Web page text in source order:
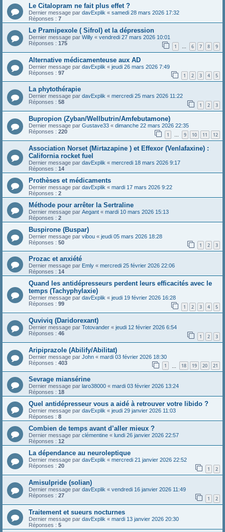
Le Citalopram ne fait plus effet ?
Dernier message par davExplik « samedi 28 mars 2026 17:32
Réponses : 7
Le Pramipexole ( Sifrol) et la dépression
Dernier message par Willy « vendredi 27 mars 2026 10:01
Réponses : 175 1 … 6 7 8 9
Alternative médicamenteuse aux AD
Dernier message par davExplik « jeudi 26 mars 2026 7:49
Réponses : 97 1 2 3 4 5
La phytothérapie
Dernier message par davExplik « mercredi 25 mars 2026 11:22
Réponses : 58 1 2 3
Bupropion (Zyban/Wellbutrin/Amfebutamone)
Dernier message par Gustave33 « dimanche 22 mars 2026 22:35
Réponses : 220 1 … 9 10 11 12
Association Norset (Mirtazapine ) et Effexor (Venlafaxine) :
California rocket fuel
Dernier message par davExplik « mercredi 18 mars 2026 9:17
Réponses : 14
Prothèses et médicaments
Dernier message par davExplik « mardi 17 mars 2026 9:22
Réponses : 2
Méthode pour arrêter la Sertraline
Dernier message par Aegant « mardi 10 mars 2026 15:13
Réponses : 2
Buspirone (Buspar)
Dernier message par vibou « jeudi 05 mars 2026 18:28
Réponses : 50 1 2 3
Prozac et anxiété
Dernier message par Emly « mercredi 25 février 2026 22:06
Réponses : 14
Quand les antidépresseurs perdent leurs efficacités avec le
temps (Tachyphylaxie)
Dernier message par davExplik « jeudi 19 février 2026 16:28
Réponses : 99 1 2 3 4 5
Quviviq (Daridorexant)
Dernier message par Totovander « jeudi 12 février 2026 6:54
Réponses : 46 1 2 3
Aripiprazole (Abilify/Abilitat)
Dernier message par John « mardi 03 février 2026 18:30
Réponses : 403 1 18 19 20 21
Sevrage miansérine
Dernier message par laro38000 « mardi 03 février 2026 13:24
Réponses : 18
Quel antidépresseur vous a aidé à retrouver votre libido ?
Dernier message par davExplik « jeudi 29 janvier 2026 11:03
Réponses : 8
Combien de temps avant d’aller mieux ?
Dernier message par clémentine « lundi 26 janvier 2026 22:57
Réponses : 12
La dépendance au neuroleptique
Dernier message par davExplik « mercredi 21 janvier 2026 22:52
Réponses : 20 1 2
Amisulpride (solian)
Dernier message par davExplik « vendredi 16 janvier 2026 11:49
Réponses : 27 1 2
Traitement et sueurs nocturnes
Dernier message par davExplik « mardi 13 janvier 2026 20:30
Réponses : 5